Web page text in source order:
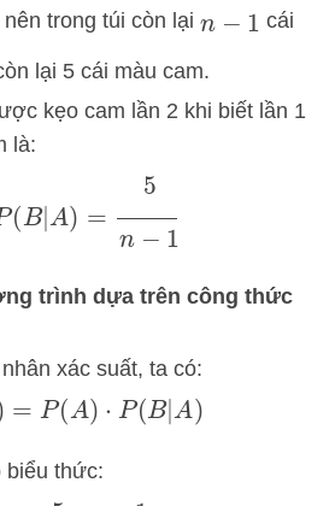
trong túi còn lại n−1 cái
lại 5 cái màu cam.
kẹo cam lần 2 khi biết lần 1
là:
−1
trình dựa trên công thức
xác suất, ta có:
)= P(A)⋅ P (B|A )
biểu thức: